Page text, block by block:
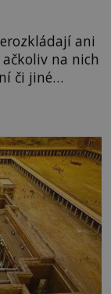
ani
na nich
či jiné
bývají
Jaké